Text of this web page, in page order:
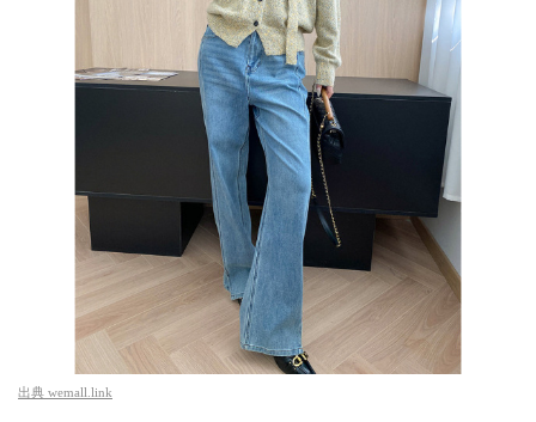
出典 wemall.link